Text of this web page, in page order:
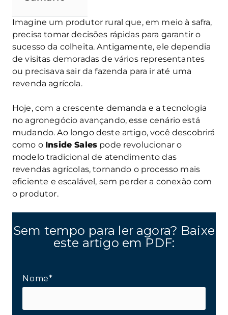
Imagine um produtor rural que, em meio à safra,
precisa tomar decisões rápidas para garantir o
sucesso da colheita. Antigamente, ele dependia
de visitas demoradas de vários representantes
ou precisava sair da fazenda para ir até uma
revenda agrícola.
Hoje, com a crescente demanda e a tecnologia
no agronegócio avançando, esse cenário está
mudando. Ao longo deste artigo, você descobrirá
como o Inside Sales pode revolucionar o
modelo tradicional de atendimento das
revendas agrícolas, tornando o processo mais
eficiente e escalável, sem perder a conexão com
o produtor.
Sem tempo para ler agora? Baixe
este artigo em PDF:
Nome*